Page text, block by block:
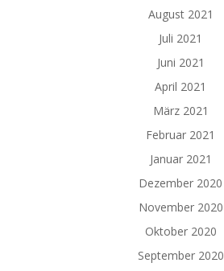
August 2021
Juli 2021
Juni 2021
April 2021
März 2021
Februar 2021
Januar 2021
Dezember 2020
November 2020
Oktober 2020
September 2020